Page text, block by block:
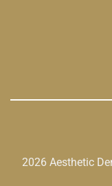
2026 Aesthetic